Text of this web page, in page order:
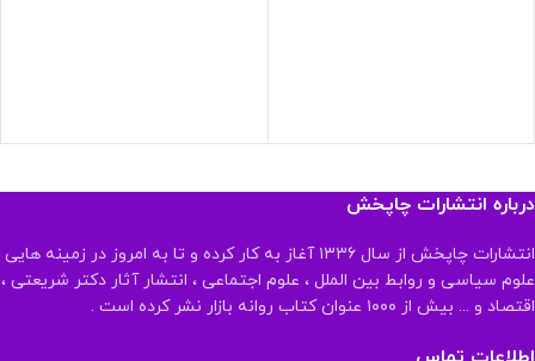
درباره انتشارات چاپخش
انتشارات چاپخش از سال ۱۳۳۶ آغاز به کار کرده و تا به امروز در زمینه هایی
علوم سیاسی و روابط بین الملل ، علوم اجتماعی ، انتشار آثار دکتر شریعتی ،
اقتصاد و ... بیش از ۱۰۰۰ عنوان کتاب روانه بازار نشر کرده است .